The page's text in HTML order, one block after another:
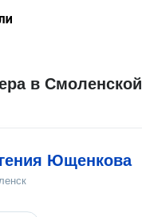
в Смоленской
Ющенкова